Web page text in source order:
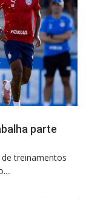
parte
treinamentos